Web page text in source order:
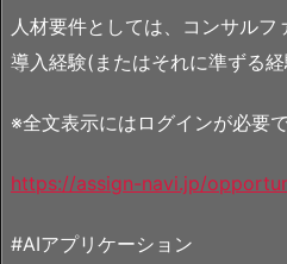
人材要件としては、コンサル
導入経験(またはそれに準ずる経
※全文表示にはログインが必要で
https://assign-navi.jp/
#AIアプリケーション